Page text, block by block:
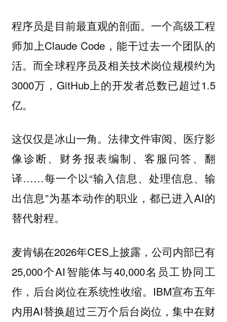
程序员是目前最直观的剖面。一个高级工程
师加上Claude Code，能干过去一个团队的
活。而全球程序员及相关技术岗位规模约为
3000万，GitHub上的开发者总数已超过1.5
亿。
这仅仅是冰山一角。法律文件审阅、医疗影
像诊断、财务报表编制、客服问答、翻
译……每一个以“输入信息、处理信息、输
出信息”为基本动作的职业，都已进入AI的
替代射程。
麦肯锡在2026年CES上披露，公司内部已有
25,000个AI智能体与40,000名员工协同工
作，后台岗位在系统性收缩。IBM宣布五年
内用AI替换超过三万个后台岗位，集中在财